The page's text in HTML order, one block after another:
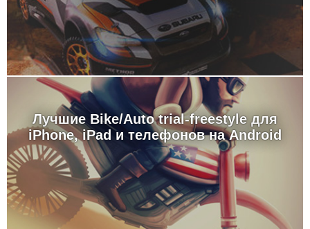
Лучшие Bike/Auto trial-freestyle для
iPhone, iPad и телефонов на Android